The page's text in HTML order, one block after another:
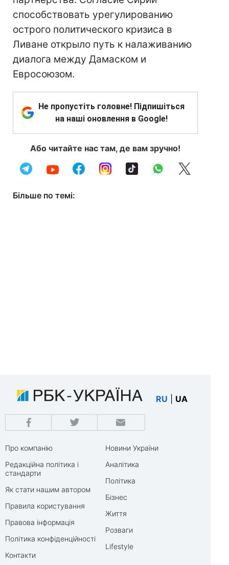
способствовать урегулированию
острого политического кризиса в
Ливане открыло путь к налаживанию
диалога между Дамаском и
Евросоюзом.
Не пропустіть головне! Підпишіться
на наші оновлення в Google!
Або читайте нас там, де вам зручно!
Більше по темі:
RU UA
Про компанію
Редакційна політика і
стандарти
Як стати нашим автором
Правила користування
Правова інформація
Політика конфіденційності
Контакти
Новини України
Аналітика
Політика
Бізнес
Життя
Розваги
Lifestyle